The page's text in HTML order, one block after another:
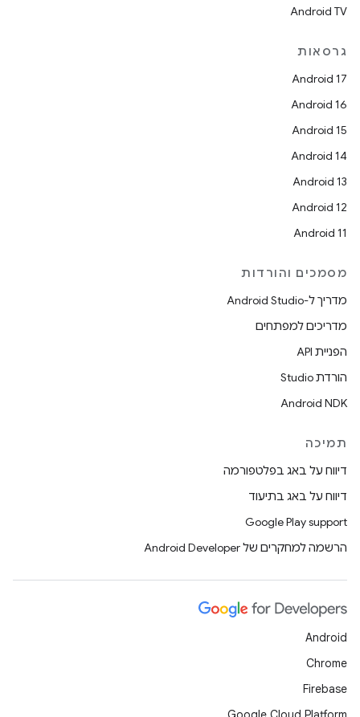
Android TV
גרסאות
Android 17
Android 16
Android 15
Android 14
Android 13
Android 12
Android 11
מסמכים והורדות
מדריך ל-Android Studio
מדריכים למפתחים
הפניית API
הורדת Studio
Android NDK
תמיכה
דיווח על באג בפלטפורמה
דיווח על באג בתיעוד
Google Play support
הרשמה למחקרים של Android Developer
Android
Chrome
Firebase